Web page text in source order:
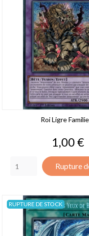
Roi Ligre
Prix
1,00 €
Rupture
RUPTURE DE STOCK